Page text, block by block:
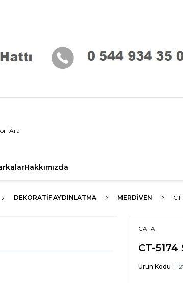
Hakkımızda
DEKORATİF AYDINLATMA MERDIVEN
CATA
CT-
Ürün Kodu :